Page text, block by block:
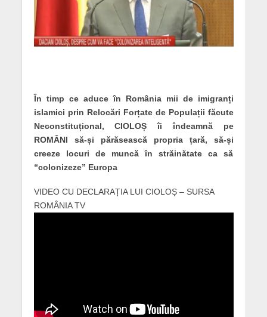
În timp ce aduce în România mii de imigranți
islamici prin Relocări Forțate de Populații făcute
Neconstituțional, CIOLOȘ îi îndeamnă pe
ROMÂNI să-și părăsească propria țară, să-și
creeze locuri de muncă în străinătate ca să
“colonizeze” Europa
VIDEO CU DECLARAȚIA LUI CIOLOȘ – SURSA
ROMÂNIA TV